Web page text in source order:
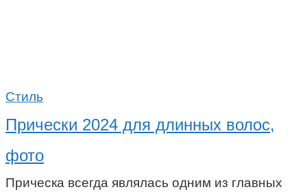
Стиль
Прически 2024 для длинных волос,
фото
Прическа всегда являлась одним из главных